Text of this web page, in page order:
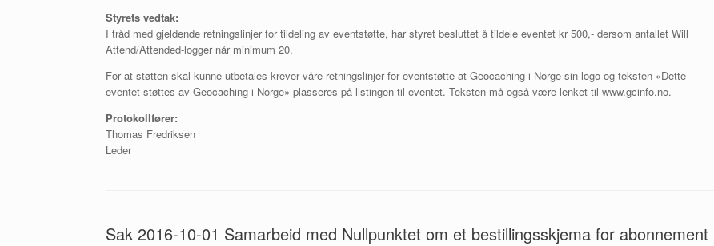
Styrets vedtak:
I tråd med gjeldende retningslinjer for tildeling av eventstøtte, har styret besluttet å tildele eventet kr 500,- dersom antallet Will
Attend/Attended-logger når minimum 20.
For at støtten skal kunne utbetales krever våre retningslinjer for eventstøtte at Geocaching i Norge sin logo og teksten «Dette
eventet støttes av Geocaching i Norge» plasseres på listingen til eventet. Teksten må også være lenket til www.gcinfo.no.
Protokollfører:
Thomas Fredriksen
Leder
Sak 2016-10-01 Samarbeid med Nullpunktet om et bestillingsskjema for abonnement